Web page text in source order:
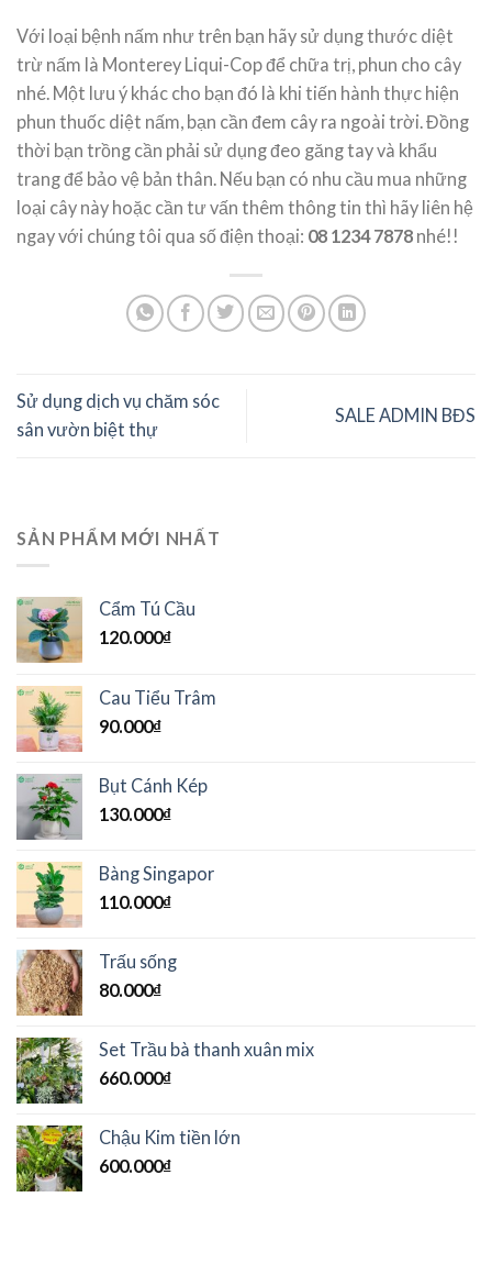
Với loại bệnh nấm như trên bạn hãy sử dụng thước diệt
trừ nấm là Monterey Liqui-Cop để chữa trị, phun cho cây
nhé. Một lưu ý khác cho bạn đó là khi tiến hành thực hiện
phun thuốc diệt nấm, bạn cần đem cây ra ngoài trời. Đồng
thời bạn trồng cần phải sử dụng đeo găng tay và khẩu
trang để bảo vệ bản thân. Nếu bạn có nhu cầu mua những
loại cây này hoặc cần tư vấn thêm thông tin thì hãy liên hệ
ngay với chúng tôi qua số điện thoại: 08 1234 7878 nhé!!
Sử dụng dịch vụ chăm sóc
sân vườn biệt thự
SALE ADMIN BĐS
SẢN PHẨM MỚI NHẤT
Cẩm Tú Cầu
120.000₫
Cau Tiểu Trâm
90.000₫
Bụt Cánh Kép
130.000₫
Bàng Singapor
110.000₫
Trấu sống
80.000₫
Set Trầu bà thanh xuân mix
660.000₫
Chậu Kim tiền lớn
600.000₫